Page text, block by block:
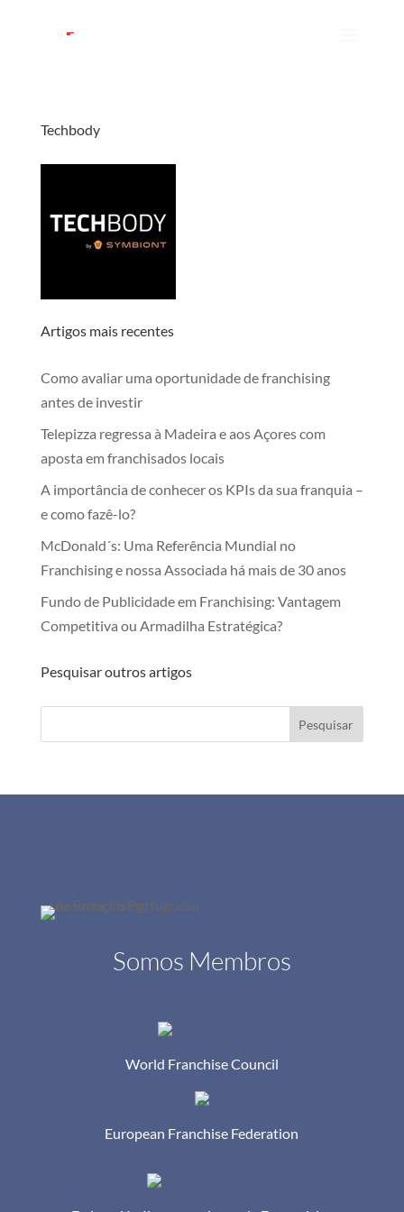
Techbody
Artigos mais recentes
Como avaliar uma oportunidade de franchising
antes de investir
Telepizza regressa à Madeira e aos Açores com
aposta em franchisados locais
A importância de conhecer os KPIs da sua franquia –
e como fazê-lo?
McDonald´s: Uma Referência Mundial no
Franchising e nossa Associada há mais de 30 anos
Fundo de Publicidade em Franchising: Vantagem
Competitiva ou Armadilha Estratégica?
Pesquisar outros artigos
Pesquisar
Somos Membros
World Franchise Council
European Franchise Federation